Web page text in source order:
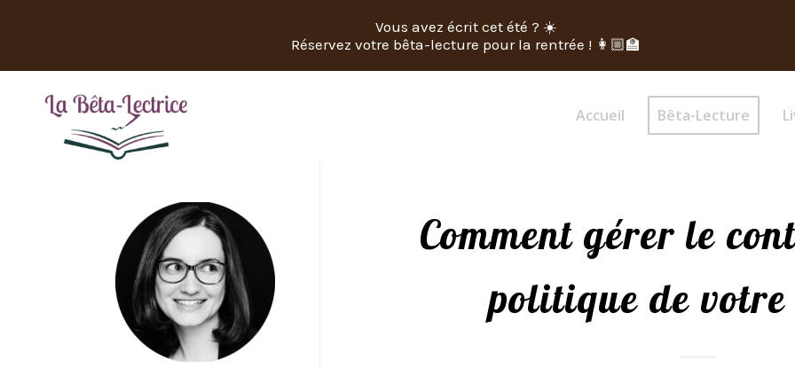
Accueil Bêta-Lecture
Comment gérer le
politique de
Vous avez écrit cet été ? ☀️
Réservez votre bêta-lecture pour la rentrée ! 👩🏼‍🏫